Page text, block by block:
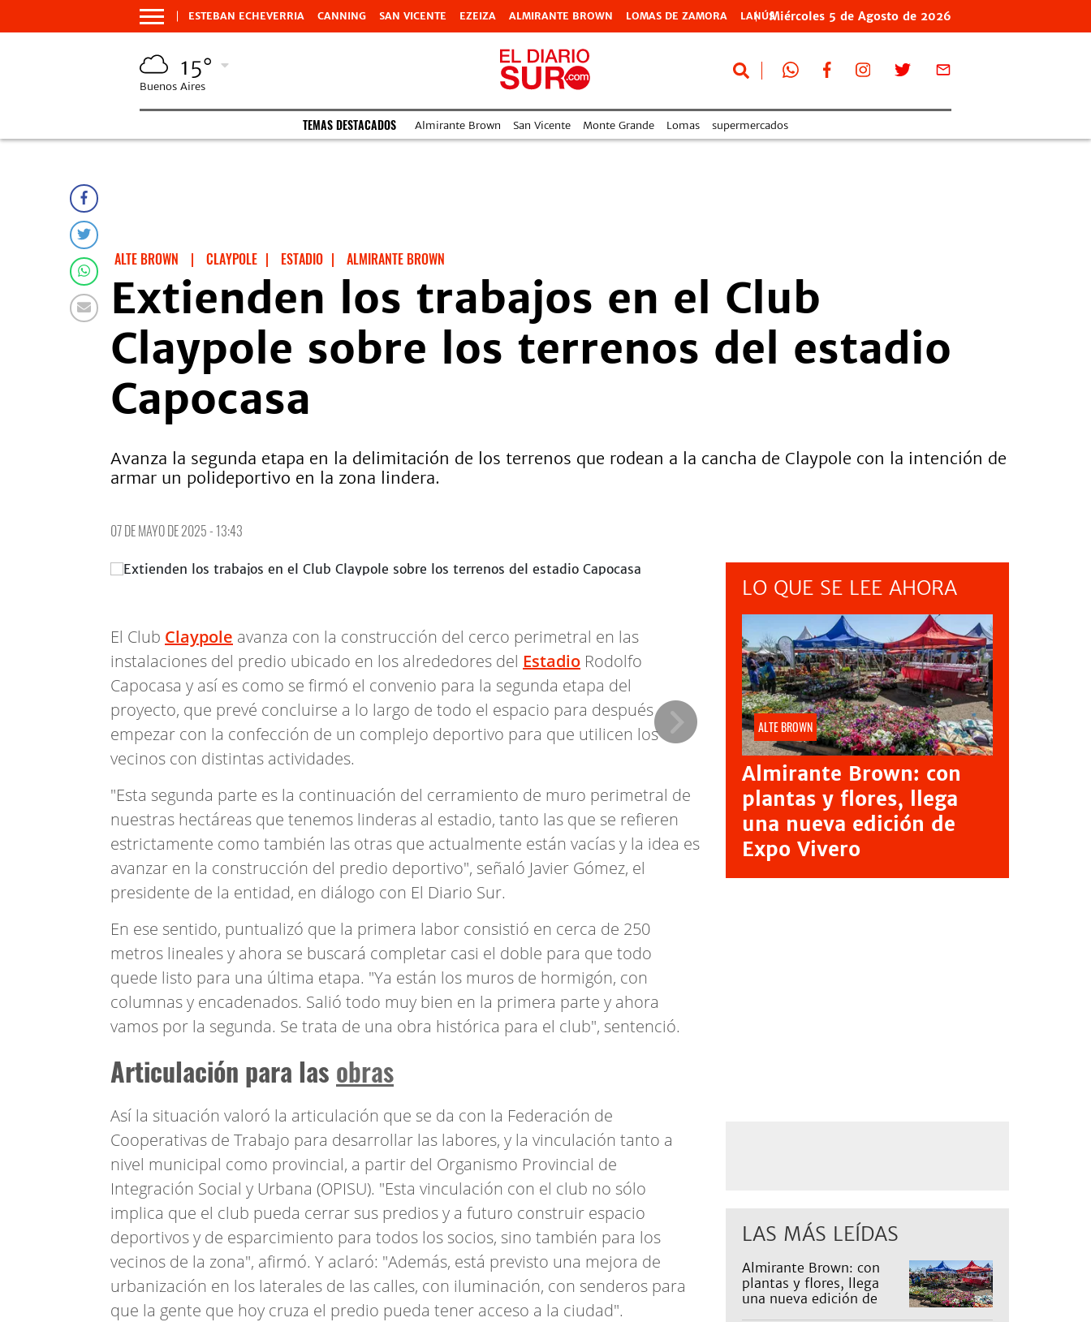
ESTEBAN ECHEVERRIA CANNING SAN VICENTE EZEIZA ALMIRANTE BROWN LOMAS DE ZAMORA LANÚSMiércoles 5 de Agosto de 2026
15°
Buenos Aires
TEMAS DESTACADOS Almirante Brown San Vicente Monte Grande Lomas supermercados
ALTE BROWN | CLAYPOLE | ESTADIO | ALMIRANTE BROWN
Extienden los trabajos en el Club
Claypole sobre los terrenos del estadio
Capocasa
Avanza la segunda etapa en la delimitación de los terrenos que rodean a la cancha de Claypole con la intención de
armar un polideportivo en la zona lindera.
07 DE MAYO DE 2025 - 13:43
El Club Claypole avanza con la construcción del cerco perimetral en las
instalaciones del predio ubicado en los alrededores del Estadio Rodolfo
Capocasa y así es como se firmó el convenio para la segunda etapa del
proyecto, que prevé concluirse a lo largo de todo el espacio para después
empezar con la confección de un complejo deportivo para que utilicen los
vecinos con distintas actividades.
"Esta segunda parte es la continuación del cerramiento de muro perimetral de
nuestras hectáreas que tenemos linderas al estadio, tanto las que se refieren
estrictamente como también las otras que actualmente están vacías y la idea es
avanzar en la construcción del predio deportivo", señaló Javier Gómez, el
presidente de la entidad, en diálogo con El Diario Sur.
En ese sentido, puntualizó que la primera labor consistió en cerca de 250
metros lineales y ahora se buscará completar casi el doble para que todo
quede listo para una última etapa. "Ya están los muros de hormigón, con
columnas y encadenados. Salió todo muy bien en la primera parte y ahora
vamos por la segunda. Se trata de una obra histórica para el club", sentenció.
Articulación para las obras
Así la situación valoró la articulación que se da con la Federación de
Cooperativas de Trabajo para desarrollar las labores, y la vinculación tanto a
nivel municipal como provincial, a partir del Organismo Provincial de
Integración Social y Urbana (OPISU). "Esta vinculación con el club no sólo
implica que el club pueda cerrar sus predios y a futuro construir espacio
deportivos y de esparcimiento para todos los socios, sino también para los
vecinos de la zona", afirmó. Y aclaró: "Además, está previsto una mejora de
urbanización en los laterales de las calles, con iluminación, con senderos para
que la gente que hoy cruza el predio pueda tener acceso a la ciudad".
LO QUE SE LEE AHORA
ALTE BROWN
Almirante Brown: con
plantas y flores, llega
una nueva edición de
Expo Vivero
LAS MÁS LEÍDAS
Almirante Brown: con
plantas y flores, llega
una nueva edición de